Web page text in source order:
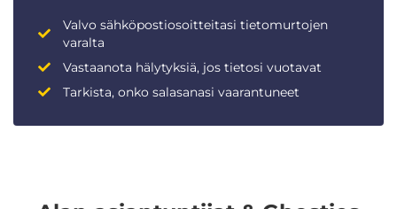
Valvo sähköpostiosoitteitasi tietomurtojen
varalta
Vastaanota hälytyksiä, jos tietosi vuotavat
Tarkista, onko salasanasi vaarantuneet